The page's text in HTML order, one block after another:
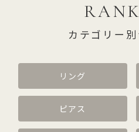
カテゴリー
リング
ピアス